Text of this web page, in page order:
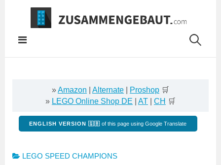
Springe
Inhalt
»Amazon Alternate Proshop 🛒
» LEGO Online Shop DE AT CH 🛒
ENGLISH VERSION 🇬🇧 of this page using Google Translate
LEGO SPEED CHAMPIONS